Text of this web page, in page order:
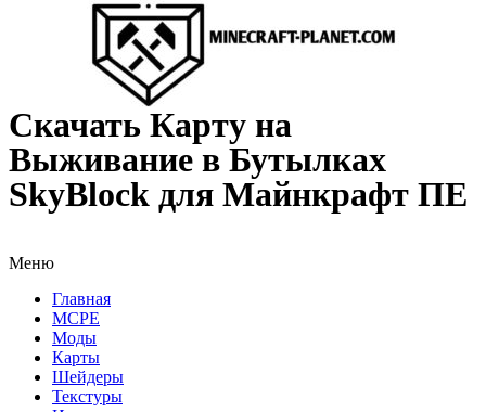
Скачать Карту на
Выживание в Бутылках
SkyBlock для Майнкрафт ПЕ
Меню
Главная
MCPE
Моды
Карты
Шейдеры
Текстуры